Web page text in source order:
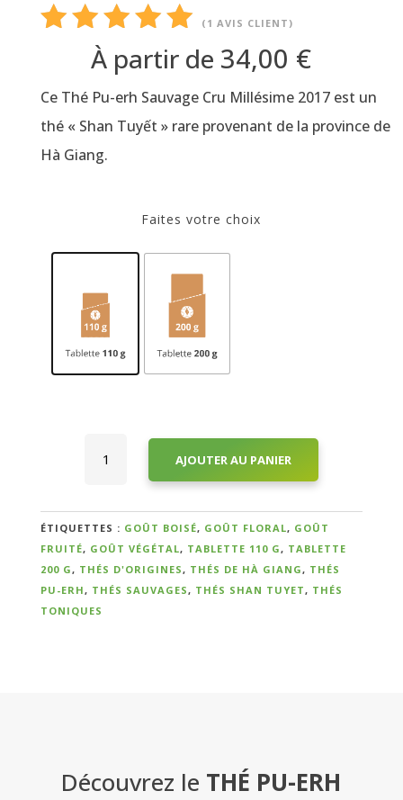
sommes-
nous
?
Témoignages
Boutique
Noté5.00
sur 5
basé
sur
notation
( 1 AVIS CLIENT)
À partir de 34,00 €
Ce Thé Pu-erh Sauvage Cru Millésime 2017 est un
thé « Shan Tuyết » rare provenant de la province de
Hà Giang.
Faites votre choix
erh
Sauvage
Cru
Millésime
2017
AJOUTER AU PANIER
ÉTIQUETTES : GOÛT BOISÉ, GOÛT FLORAL, GOÛT
FRUITÉ, GOÛT VÉGÉTAL, TABLETTE 110 G, TABLETTE
200 G, THÉS D'ORIGINES, THÉS DE HÀ GIANG, THÉS
PU-ERH, THÉS SAUVAGES, THÉS SHAN TUYET, THÉS
TONIQUES
Découvrez le THÉ PU-ERH